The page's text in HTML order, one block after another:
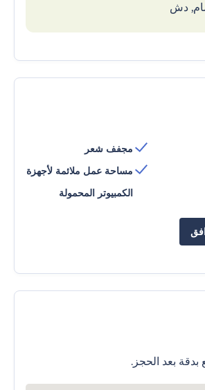
دش
مجفف شعر
مساحة عمل ملائمة لأجهزة
الكمبيوتر المحمولة
بدقة بعد الحجز.